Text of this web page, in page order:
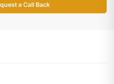
a Call Back